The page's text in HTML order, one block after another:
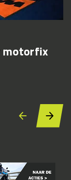
motorfix